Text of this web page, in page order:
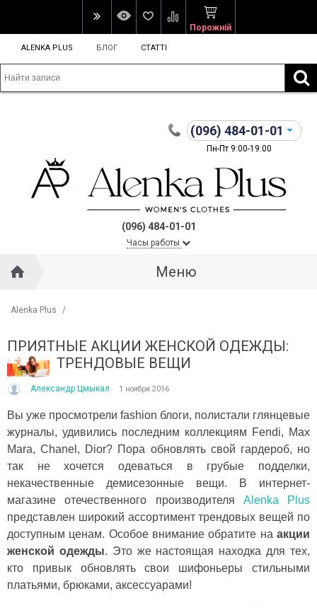
Порожній
ALENKA PLUS БЛОГ СТАТТІ
(096) 484-01-01
Пн-Пт 9:00-19:00
(096) 484-01-01
Часы работы
Меню
Alenka Plus /
ЯКЕ ПОСТІЙНО ДИВУЄ: ЯК ОДЯГАТИСЯ,
ЗРАНКУ СПЕКА, А ВВЕЧЕРІ ВЖЕ ХОЧЕТЬСЯ
літа погода ніби вирішила перевірити всіх на
до сюрпризів. Зранку світить сонце і
після обіду приходить сильний...
далі →
КУПАЛЬНИК ІЗ НАКИДКОЮ
СПІДНИЦЕЮ: ЩО ОБРАТИ
Літо — це час, коли
впевнено та комфортно.
жінок звертають увагу не
Читати далі →
ПРИЯТНЫЕ АКЦИИ ЖЕНСКОЙ ОДЕЖДЫ:
ТРЕНДОВЫЕ ВЕЩИ
Александр Цмыкал 1 ноября 2016
Вы уже просмотрели fashion блоги, полистали глянцевые
журналы, удивились последним коллекциям Fendi, Max
Mara, Chanel, Dior? Пора обновлять свой гардероб, но
так не хочется одеваться в грубые подделки,
некачественные демисезонные вещи. В интернет-
магазине отечественного производителя Alenka Plus
представлен широкий ассортимент трендовых вещей по
доступным ценам. Особое внимание обратите на акции
женской одежды. Это же настоящая находка для тех,
кто привык обновлять свои шифоньеры стильными
платьями, брюками, аксессуарами!